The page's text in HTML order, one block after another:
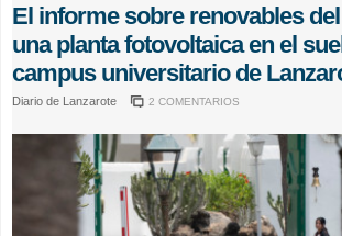
El informe sobre renovables
una planta fotovoltaica en el
campus universitario de
Diario de Lanzarote 2 COMENTARIOS